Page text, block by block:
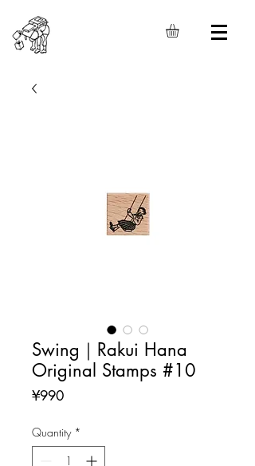
Swing｜Rakui Hana
Original Stamps #10
¥990Price
Quantity *